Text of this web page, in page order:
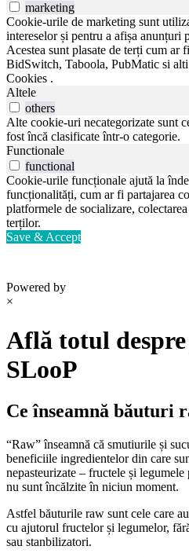
marketing
Cookie-urile de marketing sunt
intereselor și pentru a afișa anunțuri
Acestea sunt plasate de terți cum ar
BidSwitch, Taboola, PubMatic si
Cookies .
Altele
others
Alte cookie-uri necategorizate sunt
fost încă clasificate într-o categorie.
Functionale
functional
Cookie-urile funcționale ajută la
funcționalități, cum ar fi partajarea
platformele de socializare,
terților.
Save & Accept
Powered by
×
Află totul
SLooP
Ce înseamnă băuturi
“Raw” înseamnă că smutiurile și
beneficiile ingredientelor din care
nepasteurizate – fructele și legumele
nu sunt încălzite în niciun moment.
Astfel băuturile raw sunt cele care
cu ajutorul fructelor și legumelor,
sau stanbilizatori.